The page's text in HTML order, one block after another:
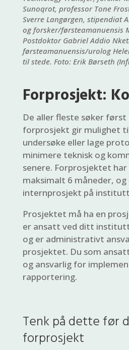
Sunoqrot, professor Tone
Sverre Langørgen, stipendiat
og forsker/førsteamanuensis
Postdoktor Gabriel Addio
førsteamanuensis/urolog
til stede. Foto: Erik Børseth
Forprosjekt:
De aller fleste søker
forprosjekt gir mulighet
undersøke eller lage
minimere teknisk og
senere. Forprosjektet
maksimalt 6 måneder,
internprosjekt på
Prosjektet må ha en
er ansatt ved ditt
og er administrativt
prosjektet. Du som
og ansvarlig for
rapportering.
Tenk på dette før
forprosjekt